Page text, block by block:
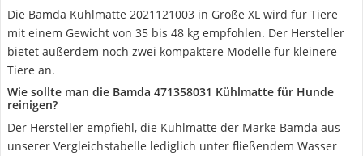
Die Bamda Kühlmatte 2021121003 in Größe XL wird für Tiere
mit einem Gewicht von 35 bis 48 kg empfohlen. Der Hersteller
bietet außerdem noch zwei kompaktere Modelle für kleinere
Tiere an.
Wie sollte man die Bamda 471358031 Kühlmatte für Hunde
reinigen?
Der Hersteller empfiehl, die Kühlmatte der Marke Bamda aus
unserer Vergleichstabelle lediglich unter fließendem Wasser